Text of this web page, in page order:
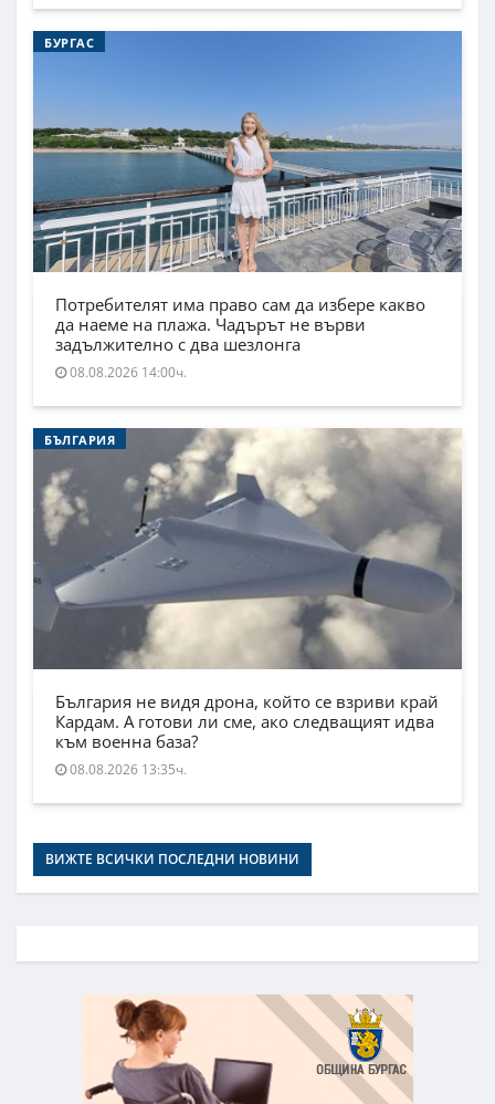
БУРГАС
Потребителят има право сам да избере какво
да наеме на плажа. Чадърът не върви
задължително с два шезлонга
08.08.2026 14:00ч.
БЪЛГАРИЯ
България не видя дрона, който се взриви край
Кардам. А готови ли сме, ако следващият идва
към военна база?
08.08.2026 13:35ч.
ВИЖТЕ ВСИЧКИ ПОСЛЕДНИ НОВИНИ